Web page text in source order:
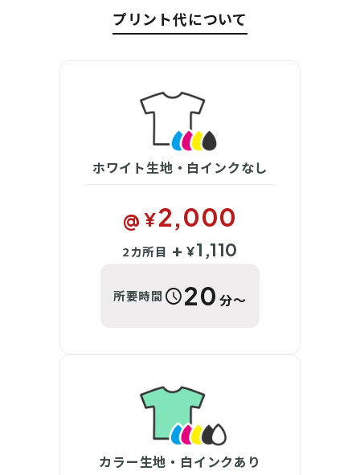
プリント代について
ホワイト生地・白インクなし
@ ¥2,000
2カ所目 +¥1,110
所要時間 schedule20 分〜
カラー生地・白インクあり